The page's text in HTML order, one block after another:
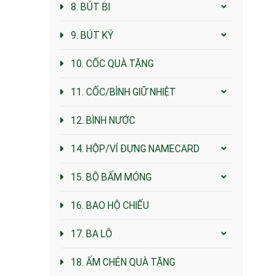
8. BÚT BI
9. BÚT KÝ
10. CỐC QUÀ TẶNG
11. CỐC/BÌNH GIỮ NHIỆT
12. BÌNH NƯỚC
14. HỘP/VÍ ĐỰNG NAMECARD
15. BỘ BẤM MÓNG
16. BAO HỘ CHIẾU
17. BA LÔ
18. ẤM CHÉN QUÀ TẶNG